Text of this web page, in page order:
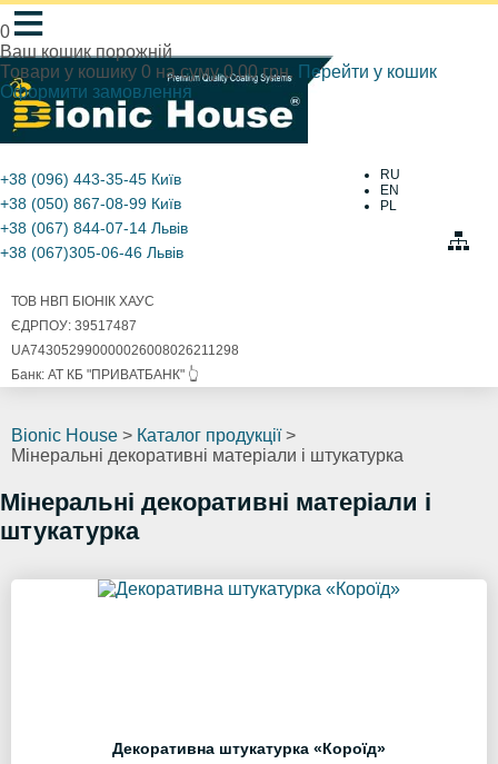
0
Ваш кошик порожній
Товари у кошику 0 на суму0.00 грн. Перейти у кошик
Оформити замовлення
≡
RU
EN
PL
+38 (096) 443-35-45 Київ
+38 (050) 867-08-99 Київ
+38 (067) 844-07-14 Львів
+38 (067)305-06-46 Львів
ТОВ НВП БІОНІК ХАУС
ЄДРПОУ: 39517487
UA743052990000026008026211298
Банк: АТ КБ "ПРИВАТБАНК" 👆
Bionic House > Каталог продукції>
Мінеральні декоративні матеріали і штукатурка
Мінеральні декоративні матеріали і
штукатурка
Декоративна штукатурка «Короїд»